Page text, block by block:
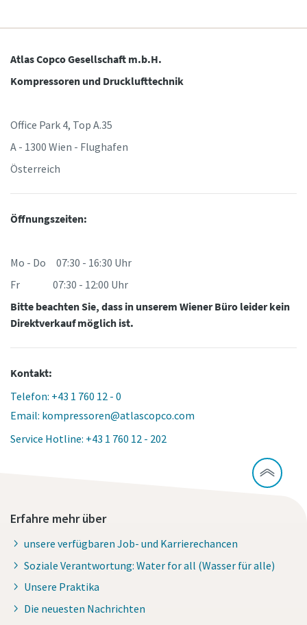
Atlas Copco Gesellschaft m.b.H.
Kompressoren und Drucklufttechnik
Office Park 4, Top A.35
A - 1300 Wien - Flughafen
Österreich
Öffnungszeiten:
Mo - Do 07:30 - 16:30 Uhr
Fr 07:30 - 12:00 Uhr
Bitte beachten Sie, dass in unserem Wiener Büro leider kein
Direktverkauf möglich ist.
Kontakt:
Telefon: +43 1 760 12 - 0
Email: kompressoren@atlascopco.com
Service Hotline: +43 1 760 12 - 202
Erfahre mehr über
unsere verfügbaren Job- und Karrierechancen
Soziale Verantwortung: Water for all (Wasser für alle)
Unsere Praktika
Die neuesten Nachrichten